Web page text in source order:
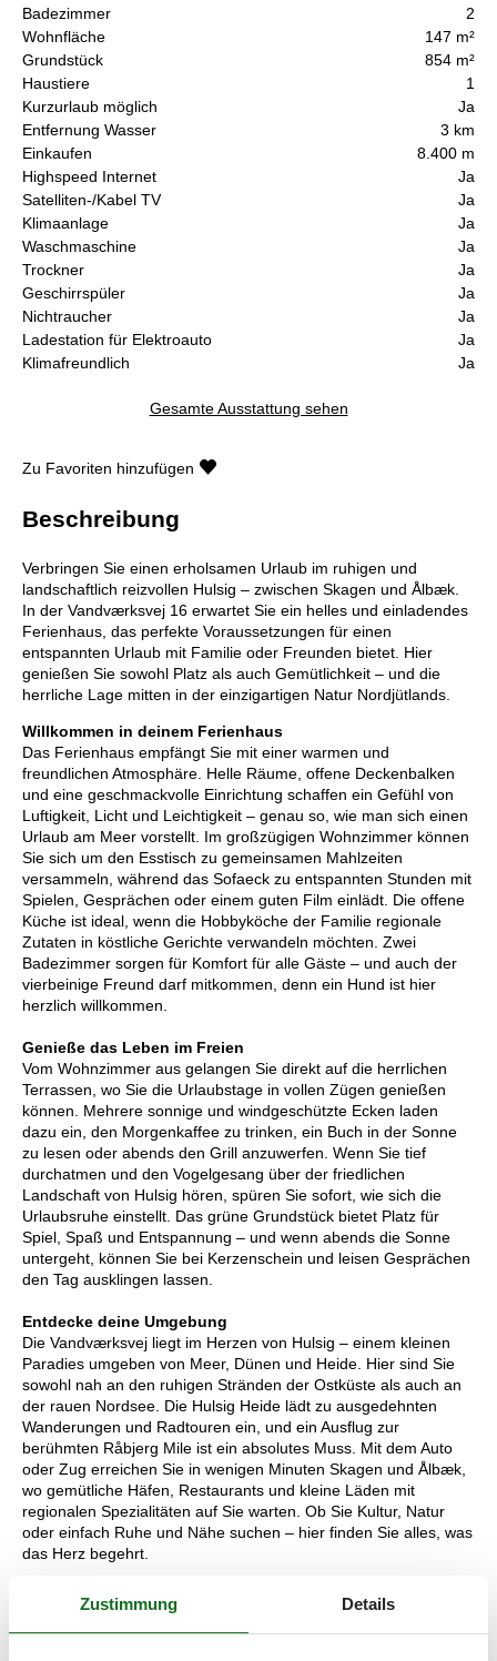
Badezimmer
2
Wohnfläche
147 m²
Grundstück
854 m²
Haustiere
1
Kurzurlaub möglich
Ja
Entfernung Wasser
3 km
Einkaufen
8.400 m
Highspeed Internet
Ja
Satelliten-/Kabel TV
Ja
Klimaanlage
Ja
Waschmaschine
Ja
Trockner
Ja
Geschirrspüler
Ja
Nichtraucher
Ja
Ladestation für Elektroauto
Ja
Klimafreundlich
Ja
Gesamte Ausstattung sehen
Zu Favoriten hinzufügen
Beschreibung
Verbringen Sie einen erholsamen Urlaub im ruhigen und
landschaftlich reizvollen Hulsig – zwischen Skagen und Ålbæk.
In der Vandværksvej 16 erwartet Sie ein helles und einladendes
Ferienhaus, das perfekte Voraussetzungen für einen
entspannten Urlaub mit Familie oder Freunden bietet. Hier
genießen Sie sowohl Platz als auch Gemütlichkeit – und die
herrliche Lage mitten in der einzigartigen Natur Nordjütlands.
Willkommen in deinem Ferienhaus
Das Ferienhaus empfängt Sie mit einer warmen und
freundlichen Atmosphäre. Helle Räume, offene Deckenbalken
und eine geschmackvolle Einrichtung schaffen ein Gefühl von
Luftigkeit, Licht und Leichtigkeit – genau so, wie man sich einen
Urlaub am Meer vorstellt. Im großzügigen Wohnzimmer können
Sie sich um den Esstisch zu gemeinsamen Mahlzeiten
versammeln, während das Sofaeck zu entspannten Stunden mit
Spielen, Gesprächen oder einem guten Film einlädt. Die offene
Küche ist ideal, wenn die Hobbyköche der Familie regionale
Zutaten in köstliche Gerichte verwandeln möchten. Zwei
Badezimmer sorgen für Komfort für alle Gäste – und auch der
vierbeinige Freund darf mitkommen, denn ein Hund ist hier
herzlich willkommen.
Genieße das Leben im Freien
Vom Wohnzimmer aus gelangen Sie direkt auf die herrlichen
Terrassen, wo Sie die Urlaubstage in vollen Zügen genießen
können. Mehrere sonnige und windgeschützte Ecken laden
dazu ein, den Morgenkaffee zu trinken, ein Buch in der Sonne
zu lesen oder abends den Grill anzuwerfen. Wenn Sie tief
durchatmen und den Vogelgesang über der friedlichen
Landschaft von Hulsig hören, spüren Sie sofort, wie sich die
Urlaubsruhe einstellt. Das grüne Grundstück bietet Platz für
Spiel, Spaß und Entspannung – und wenn abends die Sonne
untergeht, können Sie bei Kerzenschein und leisen Gesprächen
den Tag ausklingen lassen.
Entdecke deine Umgebung
Die Vandværksvej liegt im Herzen von Hulsig – einem kleinen
Paradies umgeben von Meer, Dünen und Heide. Hier sind Sie
sowohl nah an den ruhigen Stränden der Ostküste als auch an
der rauen Nordsee. Die Hulsig Heide lädt zu ausgedehnten
Wanderungen und Radtouren ein, und ein Ausflug zur
berühmten Råbjerg Mile ist ein absolutes Muss. Mit dem Auto
oder Zug erreichen Sie in wenigen Minuten Skagen und Ålbæk,
wo gemütliche Häfen, Restaurants und kleine Läden mit
regionalen Spezialitäten auf Sie warten. Ob Sie Kultur, Natur
oder einfach Ruhe und Nähe suchen – hier finden Sie alles, was
das Herz begehrt.
Hochstühle und Kinderbetten ausleihen können. Sie können
diese direkt im Büro abholen und nach Ihrem Urlaub wieder
Zustimmung Details